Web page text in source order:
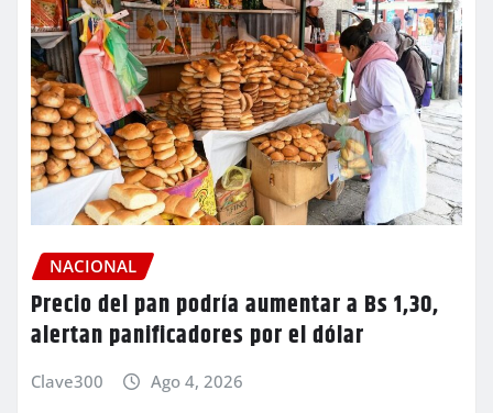
NACIONAL
Precio del pan podría aumentar a Bs 1,30,
alertan panificadores por el dólar
Clave300 Ago 4, 2026